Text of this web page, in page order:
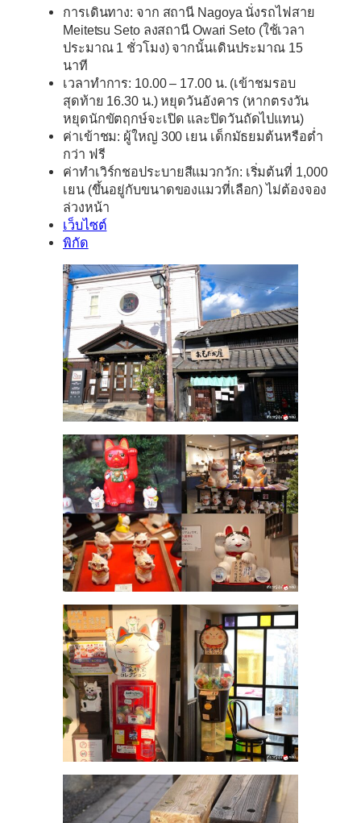
การเดินทาง: จาก สถานี Nagoya นั่งรถไฟสาย
Meitetsu Seto ลงสถานี Owari Seto (ใช้เวลา
ประมาณ 1 ชั่วโมง) จากนั้นเดินประมาณ 15
นาที
เวลาทำการ: 10.00 – 17.00 น. (เข้าชมรอบ
สุดท้าย 16.30 น.) หยุดวันอังคาร (หากตรงวัน
หยุดนักขัตฤกษ์จะเปิด และปิดวันถัดไปแทน)
ค่าเข้าชม: ผู้ใหญ่ 300 เยน เด็กมัธยมต้นหรือต่ำ
กว่า ฟรี
ค่าทำเวิร์กชอประบายสีแมวกวัก: เริ่มต้นที่ 1,000
เยน (ขึ้นอยู่กับขนาดของแมวที่เลือก) ไม่ต้องจอง
ล่วงหน้า
เว็บไซต์
พิกัด